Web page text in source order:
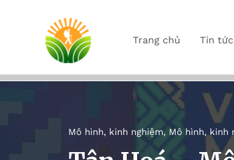
Trang chủ Tin
Mô hình, kinh nghiệm, Mô hình, kinh